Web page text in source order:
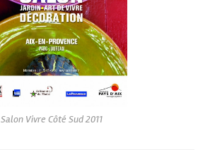
Salon Vivre Côté Sud 2011